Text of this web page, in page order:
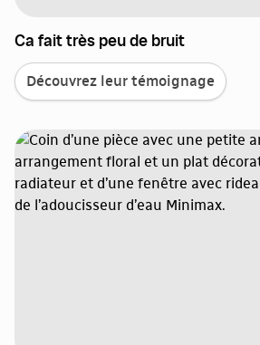
Ca fait très peu de bruit
Découvrez leur témoignage